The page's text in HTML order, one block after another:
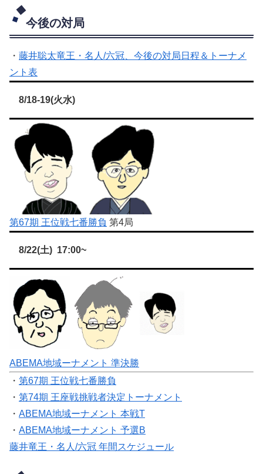
今後の対局
・ 藤井聡太竜王・名人/六冠、今後の対局日程＆トーナメ
ント表
8/18-19(火水)
第67期 王位戦七番勝負 第4局
8/22(土) 17:00~
ABEMA地域ーナメント 準決勝
・ 第67期 王位戦七番勝負
・ 第74期 王座戦挑戦者決定トーナメント
・ ABEMA地域ーナメント 本戦T
・ ABEMA地域ーナメント 予選B
藤井竜王・名人/六冠 年間スケジュール